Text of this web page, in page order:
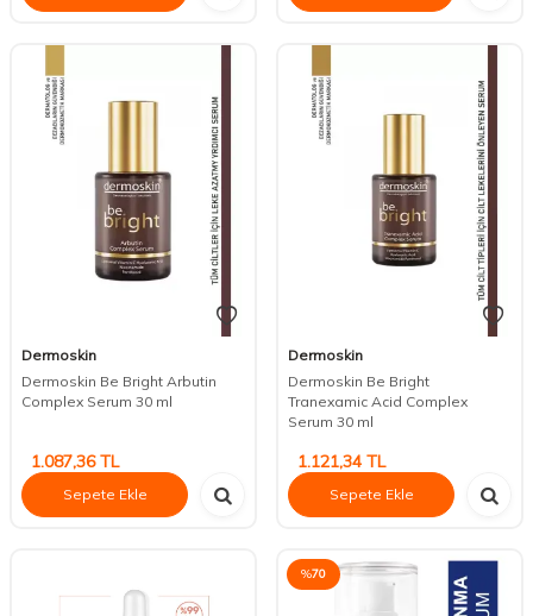
Dermoskin
Dermoskin Be Bright Arbutin
Complex Serum 30 ml
1.087,36TL
Sepete Ekle
Dermoskin
Dermoskin Be Bright
Tranexamic Acid Complex
Serum 30 ml
1.121,34 TL
Sepete Ekle
%70